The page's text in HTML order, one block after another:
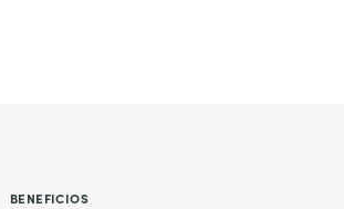
BENEFICIOS